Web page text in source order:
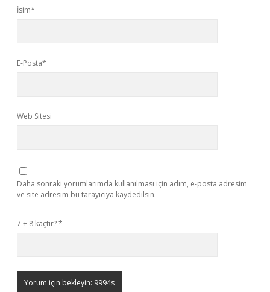
İsim*
E-Posta*
Web Sitesi
Daha sonraki yorumlarımda kullanılması için adım, e-posta adresim
ve site adresim bu tarayıcıya kaydedilsin.
7 + 8 kaçtır?*